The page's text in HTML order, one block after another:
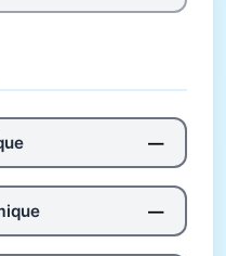
—
—